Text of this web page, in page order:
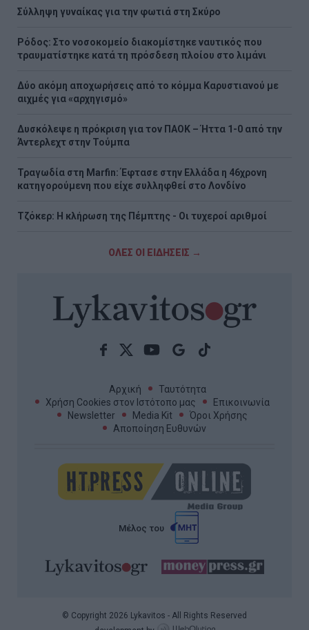
Σύλληψη γυναίκας για την φωτιά στη Σκύρο
Ρόδος: Στο νοσοκομείο διακομίστηκε ναυτικός που
τραυματίστηκε κατά τη πρόσδεση πλοίου στο λιμάνι
Δύο ακόμη αποχωρήσεις από το κόμμα Καρυστιανού με
αιχμές για «αρχηγισμό»
Δυσκόλεψε η πρόκριση για τον ΠΑΟΚ – Ήττα 1-0 από την
Άντερλεχτ στην Τούμπα
Τραγωδία στη Marfin: Έφτασε στην Ελλάδα η 46χρονη
κατηγορούμενη που είχε συλληφθεί στο Λονδίνο
Τζόκερ: Η κλήρωση της Πέμπτης - Οι τυχεροί αριθμοί
ΟΛΕΣ ΟΙ ΕΙΔΗΣΕΙΣ →
Αρχική
Ταυτότητα
Χρήση Cookies στον Ιστότοπο μας
Επικοινωνία
Newsletter
Media Kit
Όροι Χρήσης
Αποποίηση Ευθυνών
Μέλος του
© Copyright 2026 Lykavitos - All Rights Reserved